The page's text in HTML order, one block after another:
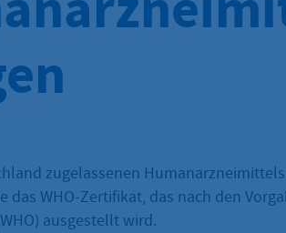
zugelassenen
das WHO-Zertifikat, das nach den
ausgestellt wird.